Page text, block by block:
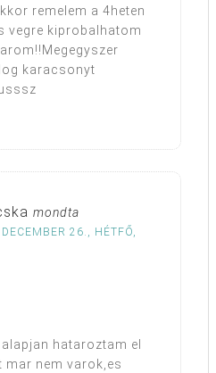
remelem a 4heten
vegre kiprobalhatom
karacsonyt
mondta
26., HÉTFŐ,
hataroztam el
nem varok,es